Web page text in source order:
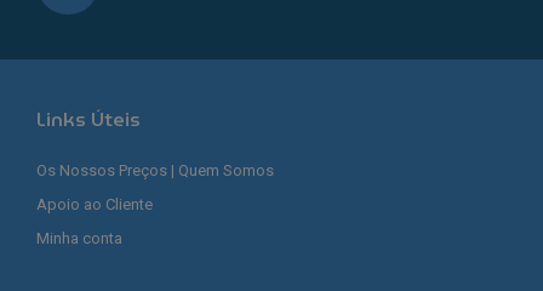
Links Úteis
Os Nossos Preços | Quem Somos
Apoio ao Cliente
Minha conta